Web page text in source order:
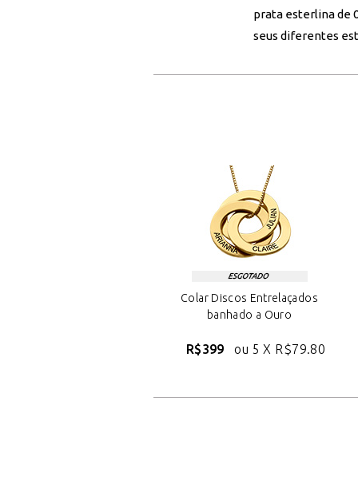
prata esterlina de
seus diferentes
Colar Discos Entrelaçados
banhado a Ouro
R$399 ou 5 X R$79.80